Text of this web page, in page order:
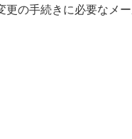
の手続きに必要なメ